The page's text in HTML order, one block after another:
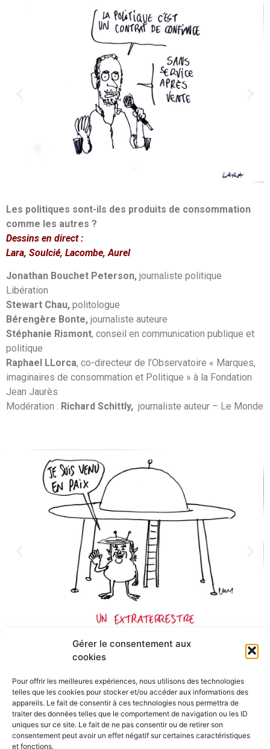
Gérer le consentement aux
cookies
Pour offrir les meilleures expériences, nous utilisons des technologies
telles que les cookies pour stocker et/ou accéder aux informations des
appareils. Le fait de consentir à ces technologies nous permettra de
traiter des données telles que le comportement de navigation ou les ID
uniques sur ce site. Le fait de ne pas consentir ou de retirer son
consentement peut avoir un effet négatif sur certaines caractéristiques
et fonctions.
Les politiques sont-ils des produits de consommation
comme les autres ?
Dessins en direct :
Lara, Soulcié, Lacombe, Aurel
Jonathan Bouchet Peterson, journaliste politique
Libération
Stewart Chau, politologue
Bérengère Bonte, journaliste auteure
Stéphanie Rismont, conseil en communication publique et
politique
Raphael LLorca, co-directeur de l’Observatoire « Marques,
imaginaires de consommation et Politique » à la Fondation
Jean Jaurès
Modération : Richard Schittly, journaliste auteur – Le Monde
Dessins en direct :
Gros, Aurel, Cambon, Lacombe
Hadrien Mathoux,directeur adjoint de la rédaction de
Marianne
Jean Michel Thenard